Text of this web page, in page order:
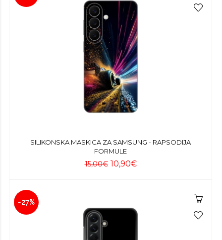
SILIKONSKA MASKICA ZA SAMSUNG - RAPSODIJA
FORMULE
15,00€ 10,90€
-27%